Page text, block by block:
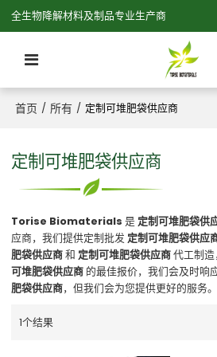
全生物降解材料及制品专业生产商
首页 / 所有 / 定制可堆肥袋供应商
定制可堆肥袋供应商
Torise Biomaterials 是 定制可堆肥袋供
应商，我们提供定制批发 定制可堆肥袋供应
肥袋供应商和 定制可堆肥袋供应商代工制
可堆肥袋供应商 的最佳报价，我们会及时响
肥袋供应商，但我们会为您提供更好的服务。
1个结果